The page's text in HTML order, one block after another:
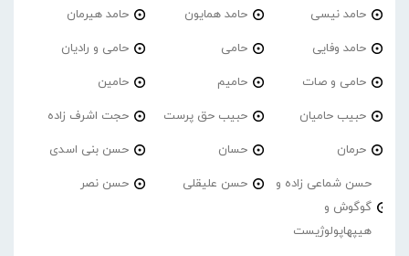
حامد نیسی حامد همایون حامد هیرمان
حامد وفایی حامی حامی و رادیان
حامی و صات حامیم حامین
حبیب حامیان حبیب حق پرست حجت اشرف زاده
حرمان حسان حسن بنی اسدی
حسن شماعی زاده و
گوگوش و
هیپهاپولوژیست
حسن علیقلی حسن نصر